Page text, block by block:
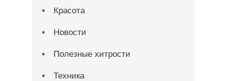
Красота
Новости
Полезные хитрости
Техника